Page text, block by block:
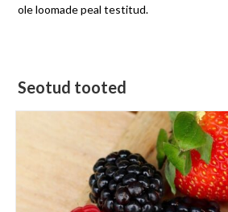
ole loomade peal testitud.
Seotud tooted